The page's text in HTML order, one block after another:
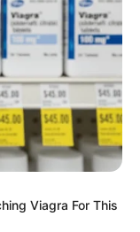
Viagra For This